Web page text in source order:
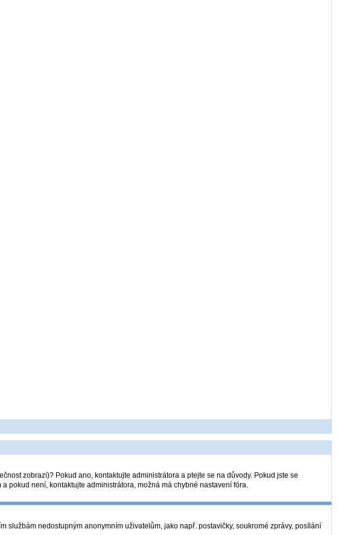
zobrazí)? Pokud ano, kontaktujte administrátora a ptejte se na důvody. Pokud jste se
pokud není, kontaktujte administrátora, možná má chybné nastavení fóra.
službám nedostupným anonymním uživatelům, jako např. postavičky, soukromé zprávy, posílání